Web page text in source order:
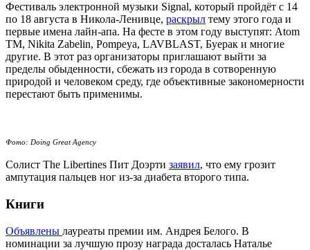
Фестиваль электронной музыки Signal, который пройдёт с 14
по 18 августа в Никола-Ленивце, раскрыл тему этого года и
первые имена лайн-апа. На фесте в этом году выступят: Atom
TM, Nikita Zabelin, Pompeya, LAVBLAST, Буерак и многие
другие. В этот раз организаторы приглашают выйти за
пределы обыденности, сбежать из города в сотворенную
природой и человеком среду, где объективные закономерности
перестают быть применимы.
Фото: Doing Great Agency
Солист The Libertines Пит Доэрти заявил, что ему грозит
ампутация пальцев ног из-за диабета второго типа.
Книги
Объявлены лауреаты премии им. Андрея Белого. В
номинации за лучшую прозу награда досталась Наталье